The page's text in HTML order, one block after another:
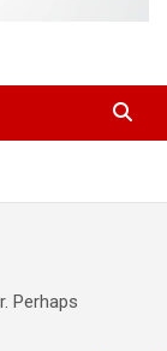
Perhaps